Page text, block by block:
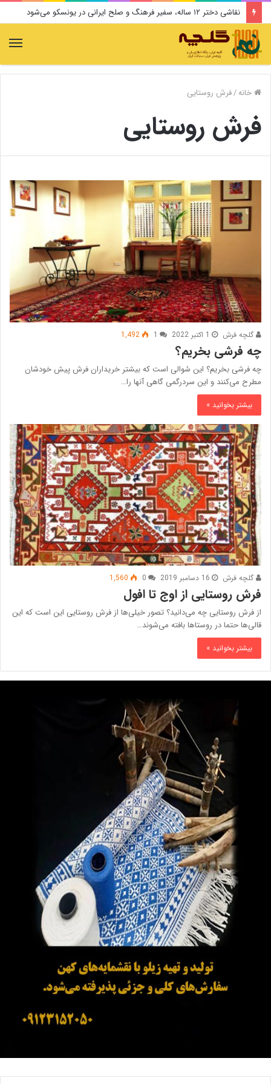
نقاشی دختر ۱۲ ساله، سفیر فرهنگ و صلح ایرانی در یونسکو می‌شود
خانه/فرش روستایی
فرش روستایی
گلچه فرش 1 اکتبر 2022 1
1,492
چه فرشی بخریم؟
چه فرشی بخریم؟ این سٔوالی است که بیشتر خریداران فرش پیش خودشان
مطرح می‌کنند و این سردرگمی گاهی آنها را…
بیشتر بخوانید »
گلچه فرش 16 دسامبر 2019 0
1,560
فرش روستایی از اوج تا افول
از فرش روستایی چه می‌دانید؟ تصور خیلی‌ها از فرش روستایی این است که این
قالی‌‌ها حتما در روستاها بافته می‌شوند…
بیشتر بخوانید »